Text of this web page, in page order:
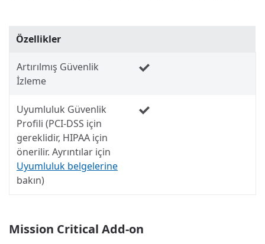
Özellikler
Artırılmış Güvenlik
İzleme
Uyumluluk Güvenlik
Profili (PCI-DSS için
gereklidir, HIPAA için
önerilir. Ayrıntılar için
Uyumluluk belgelerine
bakın)
Mission Critical Add-on